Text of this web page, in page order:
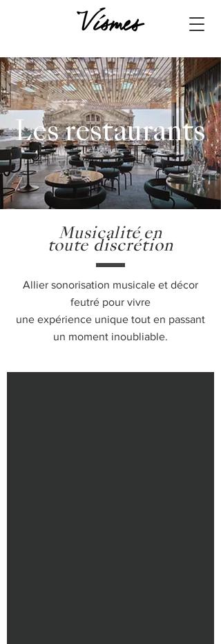
Les restaurants
Musicalité en
toute discrétion
Allier sonorisation musicale et décor
feutré pour vivre
une expérience unique tout en passant
un moment inoubliable.